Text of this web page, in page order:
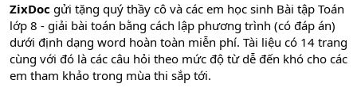
ZixDoc gửi tặng quý thầy cô và các em học sinh Bài tập Toán
lớp 8 - giải bài toán bằng cách lập phương trình (có đáp án)
dưới định dạng word hoàn toàn miễn phí. Tài liệu có 14 trang
cùng với đó là các câu hỏi theo mức độ từ dễ đến khó cho các
em tham khảo trong mùa thi sắp tới.